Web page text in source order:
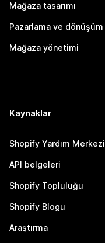
Mağaza tasarımı
Pazarlama ve dönüşüm
Mağaza yönetimi
Kaynaklar
Shopify Yardım Merkezi
API belgeleri
Shopify Topluluğu
Shopify Blogu
Araştırma